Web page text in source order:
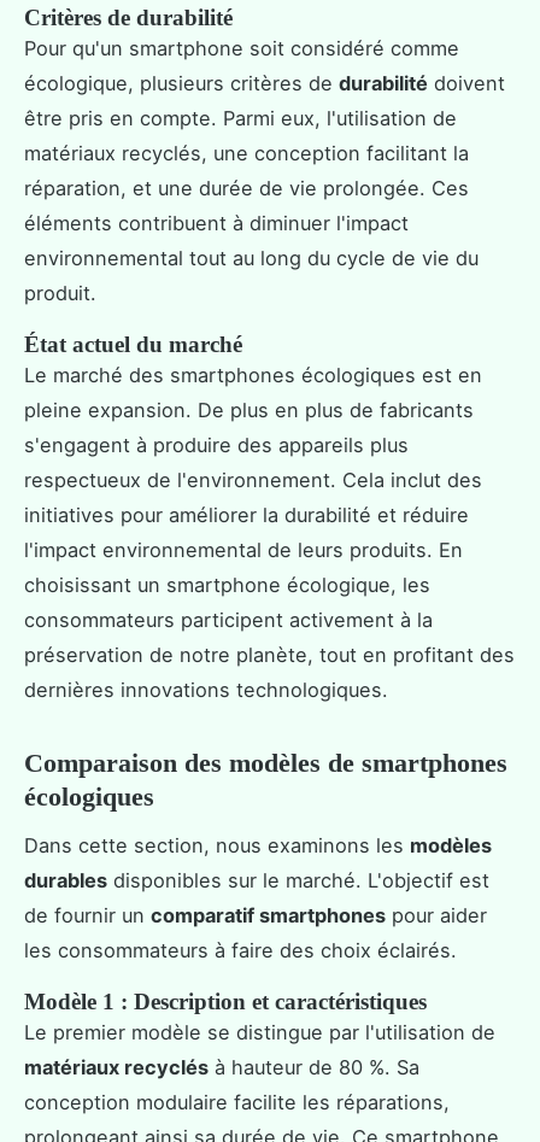
Critères de durabilité
Pour qu'un smartphone soit considéré comme
écologique, plusieurs critères de durabilité doivent
être pris en compte. Parmi eux, l'utilisation de
matériaux recyclés, une conception facilitant la
réparation, et une durée de vie prolongée. Ces
éléments contribuent à diminuer l'impact
environnemental tout au long du cycle de vie du
produit.
État actuel du marché
Le marché des smartphones écologiques est en
pleine expansion. De plus en plus de fabricants
s'engagent à produire des appareils plus
respectueux de l'environnement. Cela inclut des
initiatives pour améliorer la durabilité et réduire
l'impact environnemental de leurs produits. En
choisissant un smartphone écologique, les
consommateurs participent activement à la
préservation de notre planète, tout en profitant des
dernières innovations technologiques.
Comparaison des modèles de smartphones
écologiques
Dans cette section, nous examinons les modèles
durables disponibles sur le marché. L'objectif est
de fournir un comparatif smartphones pour aider
les consommateurs à faire des choix éclairés.
Modèle 1 : Description et caractéristiques
Le premier modèle se distingue par l'utilisation de
matériaux recyclés à hauteur de 80 %. Sa
conception modulaire facilite les réparations,